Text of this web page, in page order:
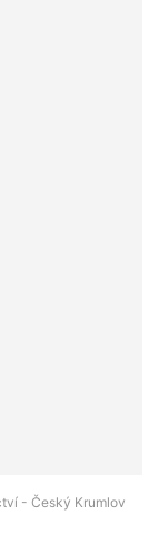
- Český Krumlov